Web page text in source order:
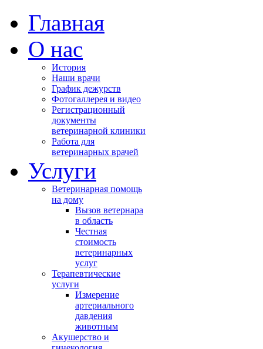
Главная
О нас
История
Наши врачи
График дежурств
Фотогаллерея и видео
Регистрационный
документы
ветеринарной клиники
Работа для
ветеринарных врачей
Услуги
Ветеринарная помощь
на дому
Вызов ветернара
в область
Честная
стоимость
ветеринарных
услуг
Терапевтические
услуги
Измерение
артериального
давдения
животным
Акушерство и